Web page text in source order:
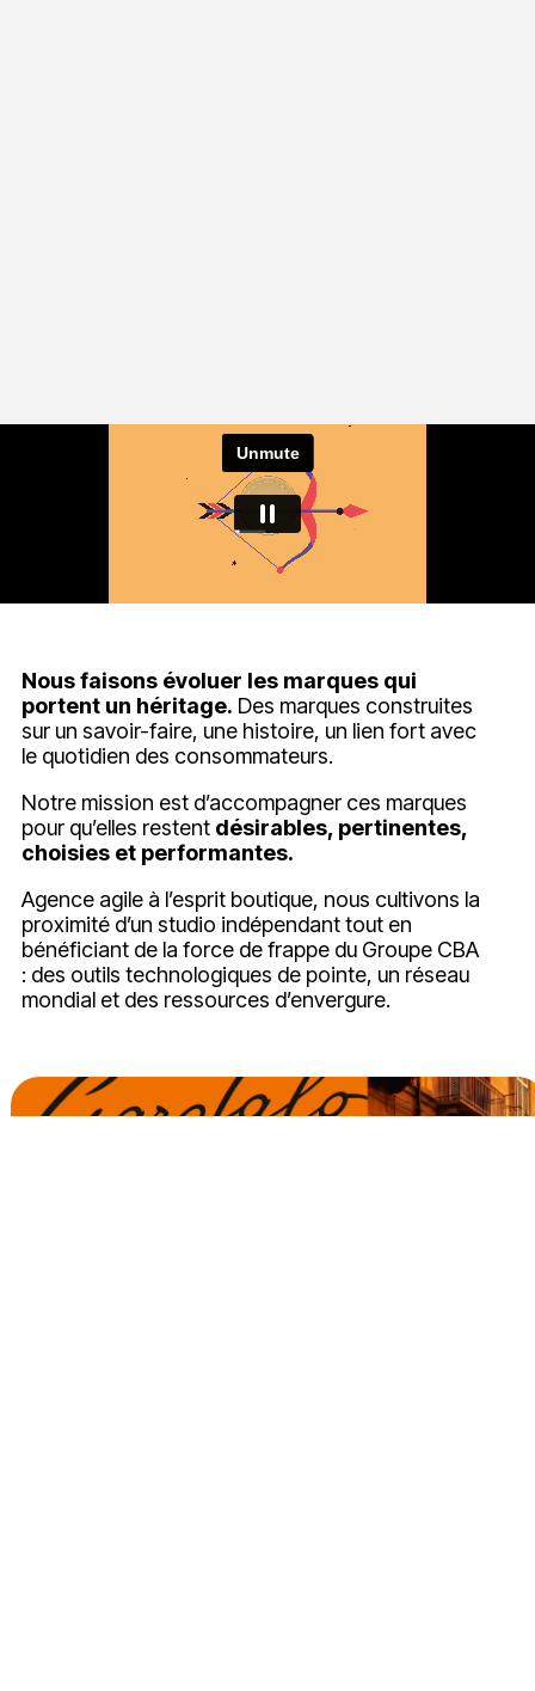
Nous faisons évoluer les marques qui
portent un héritage. Des marques construites
sur un savoir-faire, une histoire, un lien fort avec
le quotidien des consommateurs.
Notre mission est d’accompagner ces marques
pour qu’elles restent désirables, pertinentes,
choisies et performantes.
Agence agile à l’esprit boutique, nous cultivons la
proximité d’un studio indépendant tout en
bénéficiant de la force de frappe du Groupe CBA
: des outils technologiques de pointe, un réseau
mondial et des ressources d’envergure.